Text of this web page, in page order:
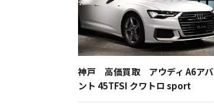
神戸 高価買取 アウディ A6アバ
ント 45TFSI クワトロ sport